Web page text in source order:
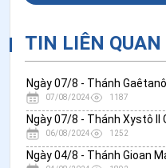
TIN LIÊN QUAN
Ngày 07/8 - Thánh Gaêtanô
07/08/2024 1187
Ngày 07/8 - Thánh Xystô II
06/08/2024 1252
Ngày 04/8 - Thánh Gioan